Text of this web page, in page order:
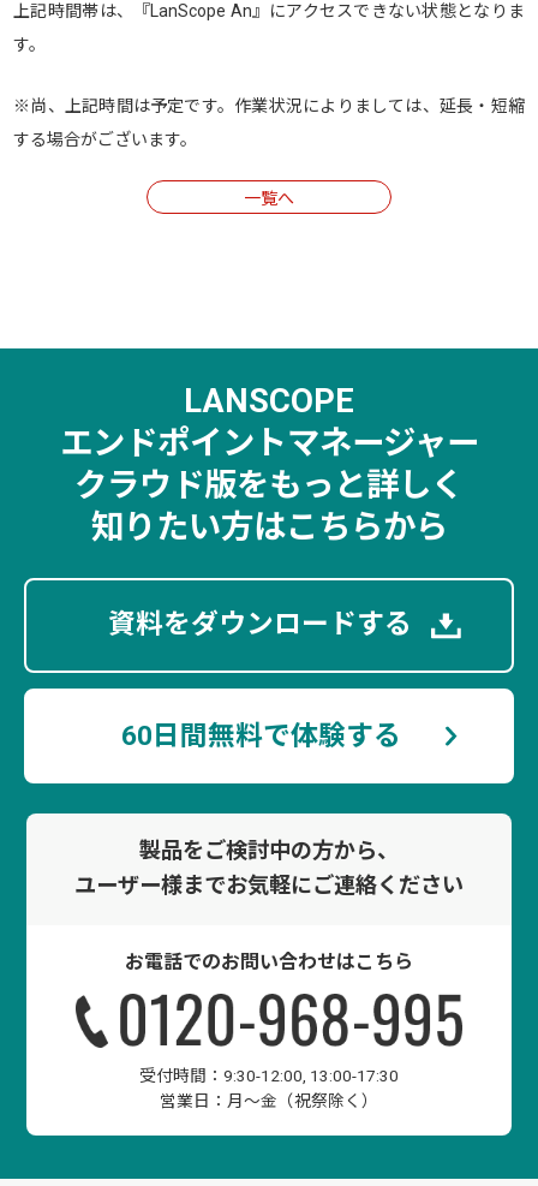
上記時間帯は、『LanScope An』にアクセスできない状態となりま
す。
※尚、上記時間は予定です。作業状況によりましては、延長・短縮
する場合がございます。
一覧へ
LANSCOPE
エンドポイントマネージャー
クラウド版をもっと詳しく
知りたい方はこちらから
資料をダウンロードする
60日間無料で体験する
製品をご検討中の方から、
ユーザー様までお気軽にご連絡ください
お電話でのお問い合わせはこちら
受付時間： 9:30-12:00, 13:00-17:30
営業日： 月〜金（祝祭除く）